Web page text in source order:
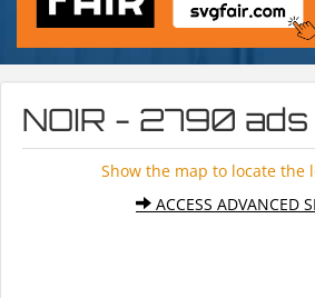
NOIR - 2790 ads
Show the map to locate the
ACCESS ADVANCED